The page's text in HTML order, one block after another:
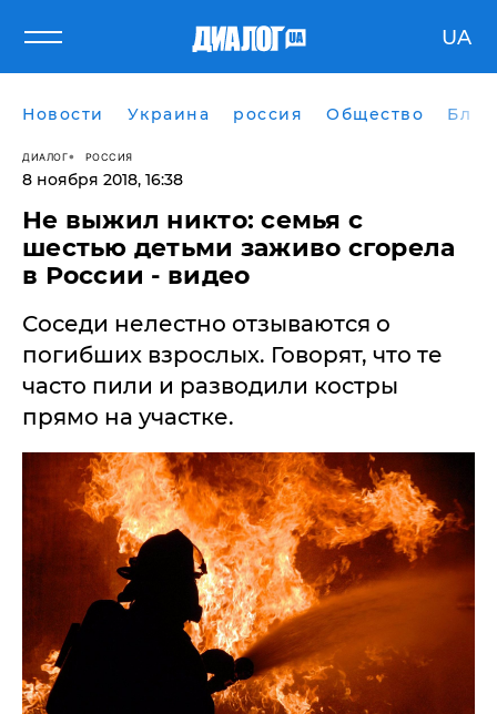
UA
Новости Украина россия Общество
ДИАЛОГ РОССИЯ
8 ноября 2018, 16:38
Не выжил никто: семья с
шестью детьми заживо сгорела
в России - видео
Соседи нелестно отзываются о
погибших взрослых. Говорят, что те
часто пили и разводили костры
прямо на участке.